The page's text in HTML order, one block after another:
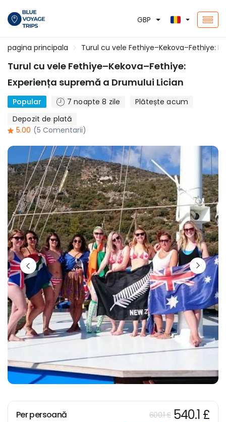
GBP
pagina principala Turul cu vele Fethiye–Kekova–Fethiye:
Turul cu vele Fethiye–Kekova–Fethiye:
Experiența supremă a Drumului Lician
Popular 7 noapte 8 zile
Plătește acum
Depozit de plată
5.00 (5 Comentarii)
Per persoană 600.1 £ 540.1 £